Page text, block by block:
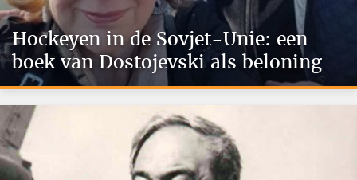
Hockeyen in de Sovjet-Unie: een
boek van Dostojevski als beloning